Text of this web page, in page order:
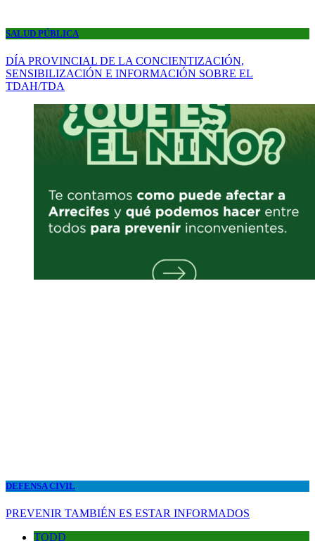
SALUD PÚBLICA
DÍA PROVINCIAL DE LA CONCIENTIZACIÓN,
SENSIBILIZACIÓN E INFORMACIÓN SOBRE EL
TDAH/TDA
DEFENSA CIVIL
PREVENIR TAMBIÉN ES ESTAR INFORMADOS
TODD